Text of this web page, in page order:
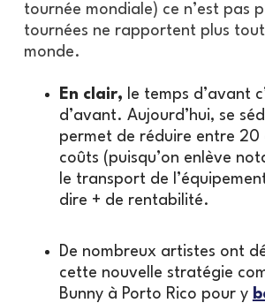
tournée mondiale) ce n’est pas
tournées ne rapportent plus tout
monde.
En clair, le temps d’avant
d’avant. Aujourd’hui, se
permet de réduire entre 20
coûts (puisqu’on enlève
le transport de
dire + de rentabilité.
De nombreux artistes ont
cette nouvelle stratégie
Bunny à Porto Rico pour y